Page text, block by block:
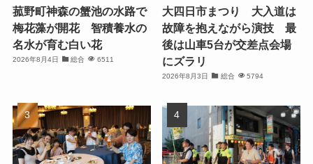
菰野町神森の蟹池の水路で
梅花藻が開花 智積養水の
名水が育む白い花
2026年8月4日 総合 6511
大四日市まつり 大入道は
故障を抱えながら演技 最
後は山車5台が交差点会場
にズラリ
2026年8月3日 総合 5794